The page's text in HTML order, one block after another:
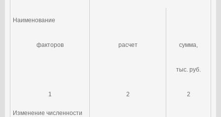
Наименование
факторов расчет сумма,
тыс. руб.
1 2 2
Изменение численности